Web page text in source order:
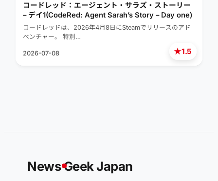
★1.5
コードレッド：エージェント・サラズ・ストーリー
– デイ1(CodeRed: Agent Sarah’s Story – Day one)
コードレッドは、2026年4月8日にSteamでリリースのアド
ベンチャー。 特別…
2026-07-08
NewsGeek Japan